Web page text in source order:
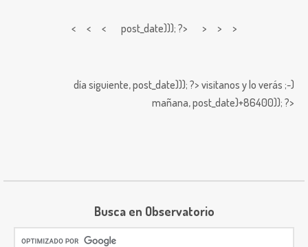
< < < post_date))); ?> > > >
día siguiente,post_date))); ?> visitanos y lo verás ;-)
mañana,post_date)+86400)); ?>
Busca en Observatorio